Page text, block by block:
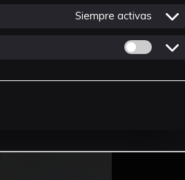
Siempre activas
Permitir